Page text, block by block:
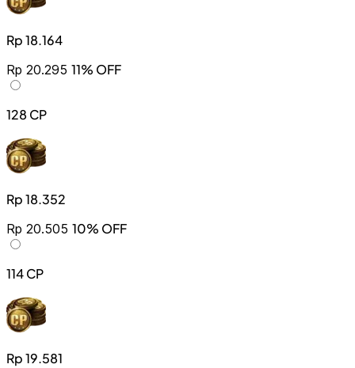
Rp 18.164
Rp 20.295 11% OFF
128 CP
Rp 18.352
Rp 20.505 10% OFF
114 CP
Rp 19.581